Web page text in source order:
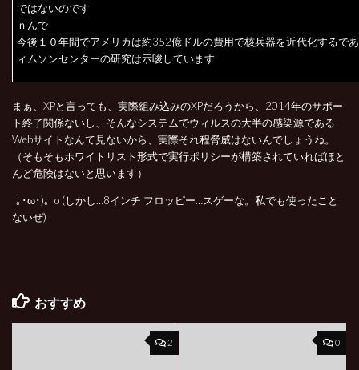
ではないのです
ｎんで
今後１０年間でアメリカは約352億ドルの費用で核兵器を近代化するで
ィムソンセンターの研究は示唆しています
まぁ、XPと言っても、実際組み込みのXPだろうから、2014年のサポー
ト終了関係ないし、そんなシステムでウィルスの大半の感染源である
Webサイトなんて見ないから、実際それ程脅威はないんでしょうね。
（そもそもホワイトリスト形式で実行ポリシーが構築されていればほと
んど危険はないと思います）
|｡･ω･)。o (しかし…8インチ フロッピー…スゲーな。私でも使ったこと
ないぜ)
おすすめ
2 0